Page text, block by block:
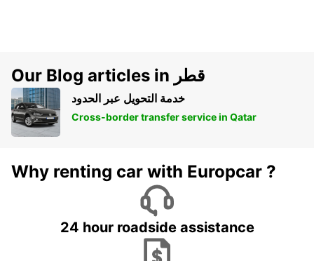
Our Blog articles in قطر
خدمة التحويل عبر الحدود
Cross-border transfer service in Qatar
Why renting car with Europcar ?
24 hour roadside assistance